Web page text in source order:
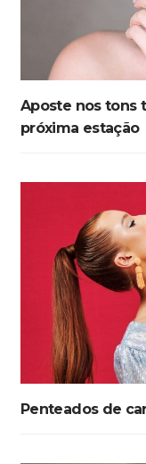
Aposte nos tons
próxima estação
Penteados de